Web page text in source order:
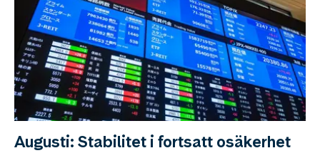
Augusti: Stabilitet i fortsatt osäkerhet